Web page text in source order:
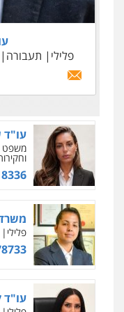
פלילי
תעבורה
פלילי תעבורה
עו"ד
עו"ד
משפט
משרד
פלילי
עו"ד